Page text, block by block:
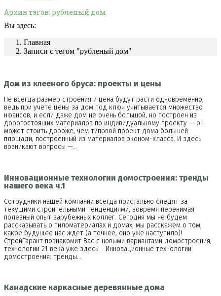
Архив тэгов: рубленый дом
Вы здесь:
Главная
Записи с тегом "рубленый дом"
Дом из клееного бруса: проекты и цены
Не всегда размер строения и цена будут расти одновременно,
ведь при учете цены за дом под ключ учитывается множество
нюансов, и если даже дом не очень большой, но построен из
дорогостоящих материалов по индивидуальному проекту — он
может стоить дороже, чем типовой проект дома большей
площади, построенный из материалов эконом-класса. И здесь
возникают вопросы —…
Инновационные технологии домостроения: тренды
нашего века ч.1
Сотрудники нашей компании всегда пристально следят за
текущими строительными тенденциями, вовремя перенимая
полезный опыт зарубежных коллег. Сегодня мы не будем
рассказывать о пиломатериалах и домах, мы расскажем о том,
какое будущее нас ждет (а точнее, оно уже наступило)!
СтройГарант познакомит Вас с новыми вариантами домостроения,
технологии 21 века уже здесь. Инновационные технологии
домостроения: тренды…
Канадские каркасные деревянные дома